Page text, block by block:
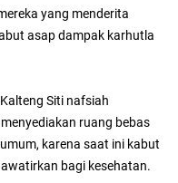
yang menderita
asap dampak karhutla
Siti nafsiah
ruang bebas
karena saat ini kabut
bagi kesehatan.